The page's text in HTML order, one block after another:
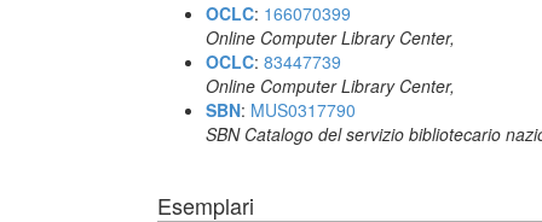
OCLC: 166070399
Online Computer Library Center,
OCLC: 83447739
Online Computer Library Center,
SBN: MUS0317790
SBN Catalogo del servizio bibliotecario
Esemplari